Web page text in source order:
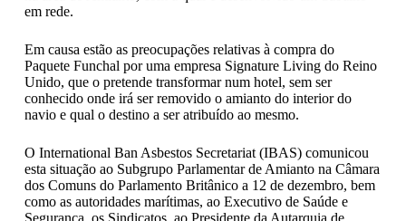
em rede.
Em causa estão as preocupações relativas à compra do
Paquete Funchal por uma empresa Signature Living do Reino
Unido, que o pretende transformar num hotel, sem ser
conhecido onde irá ser removido o amianto do interior do
navio e qual o destino a ser atribuído ao mesmo.
O International Ban Asbestos Secretariat (IBAS) comunicou
esta situação ao Subgrupo Parlamentar de Amianto na Câmara
dos Comuns do Parlamento Britânico a 12 de dezembro, bem
como as autoridades marítimas, ao Executivo de Saúde e
Segurança, os Sindicatos, ao Presidente da Autarquia de